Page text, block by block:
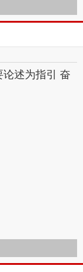
论述为指引 奋